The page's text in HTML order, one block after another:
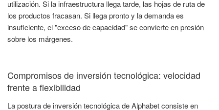
utilización. Si la infraestructura llega tarde, las hojas de ruta de
los productos fracasan. Si llega pronto y la demanda es
insuficiente, el "exceso de capacidad" se convierte en presión
sobre los márgenes.
Compromisos de inversión tecnológica: velocidad
frente a flexibilidad
La postura de inversión tecnológica de Alphabet consiste en